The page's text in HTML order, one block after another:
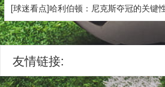
[球迷看点]哈利伯顿：尼克斯夺冠的关键
友情链接: